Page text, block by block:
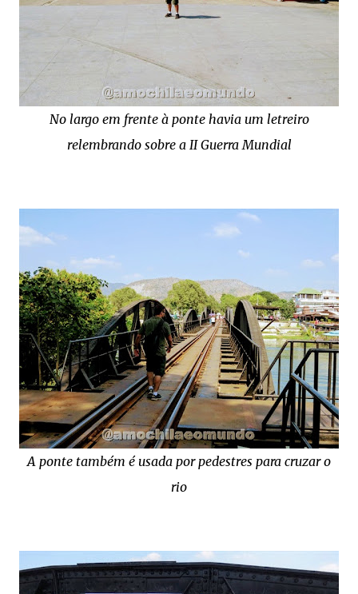
No largo em frente à ponte havia um letreiro
relembrando sobre a II Guerra Mundial
A ponte também é usada por pedestres para cruzar o
rio